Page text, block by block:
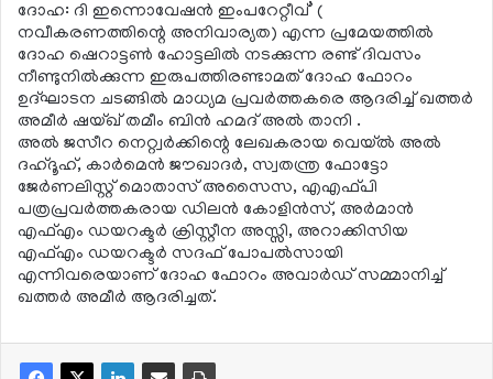
ദോഹ: ദി ഇന്നൊവേഷന്‍ ഇംപറേറ്റീവ്’ (
നവീകരണത്തിന്റെ അനിവാര്യത) എന്ന പ്രമേയത്തില്‍
ദോഹ ഷെറാട്ടണ്‍ ഹോട്ടലില്‍ നടക്കുന്ന രണ്ട് ദിവസം
നീണ്ടുനില്‍ക്കുന്ന ഇരുപത്തിരണ്ടാമത് ദോഹ ഫോറം
ഉദ്ഘാടന ചടങ്ങില്‍ മാധ്യമ പ്രവര്‍ത്തകരെ ആദരിച്ച് ഖത്തര്‍
അമീര്‍ ഷയ്ഖ് തമീം ബിന്‍ ഹമദ് അല്‍ താനി .
അല്‍ ജസീറ നെറ്റ്വര്‍ക്കിന്റെ ലേഖകരായ വെയ്ല്‍ അല്‍
ദഹ്ദൂഹ്, കാര്‍മെന്‍ ജൗഖാദര്‍, സ്വതന്ത്ര ഫോട്ടോ
ജേര്‍ണലിസ്റ്റ് മൊതാസ് അസൈസ, എഎഫ്പി
പത്രപ്രവര്‍ത്തകരായ ഡിലന്‍ കോളിന്‍സ്, അര്‍മാന്‍
എഫ്എം ഡയറക്ടര്‍ ക്രിസ്റ്റീന അസ്സി, അറാക്കിസിയ
എഫ്എം ഡയറക്ടര്‍ സദഫ് പോപല്‍സായി
എന്നിവരെയാണ് ദോഹ ഫോറം അവാര്‍ഡ് സമ്മാനിച്ച്
ഖത്തര്‍ അമീര്‍ ആദരിച്ചത്.